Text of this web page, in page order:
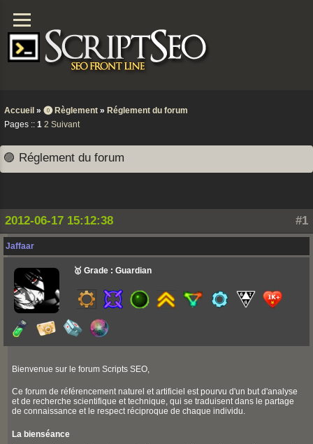
Accueil » ⓿ Règlement » Réglement du forum
Pages :: 1 2 Suivant
🟣 Réglement du forum
#1
2012-06-17 15:12:38
Jaffaar
🥇 Grade : Guardian
Bienvenue sur le forum Scripts SEO,
Ce forum de référencement naturel et artificiel est pourvu d'un but d'analyse
et de recherche scientifique et technique, qui se traduisent dans le partage
de connaissance et le respect réciproque de chaque individu.
La bienséance